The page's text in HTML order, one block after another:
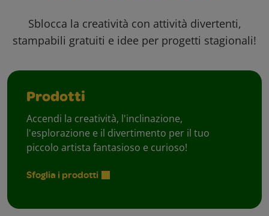
Sblocca la creatività con attività divertenti,
stampabili gratuiti e idee per progetti stagionali!
Prodotti
Accendi la creatività, l'inclinazione,
l'esplorazione e il divertimento per il tuo
piccolo artista fantasioso e curioso!
Sfoglia i prodotti